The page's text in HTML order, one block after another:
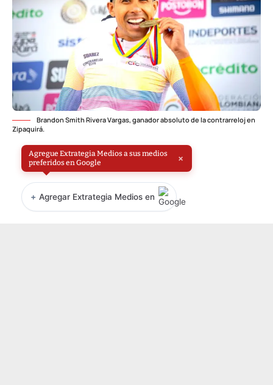
Brandon Smith Rivera Vargas, ganador absoluto de la contrarreloj en
Zipaquirá.
Agregue Extrategia Medios a sus medios
preferidos en Google
×
+ Agregar Extrategia Medios en